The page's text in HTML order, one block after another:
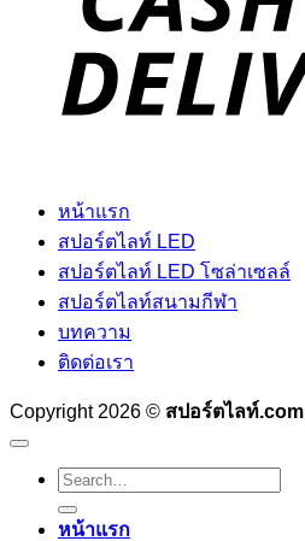
หน้าแรก
สปอร์ตไลท์ LED
สปอร์ตไลท์ LED โซล่าเซลล์
สปอร์ตไลท์สนามกีฬา
บทความ
ติดต่อเรา
Copyright 2026 © สปอร์ตไลท์.com
Search
for:
หน้าแรก